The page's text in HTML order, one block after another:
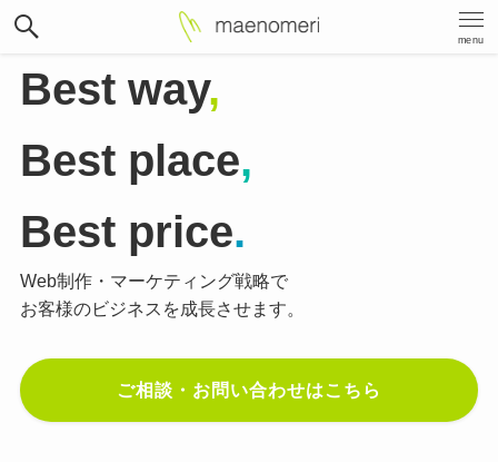
menu
Best way,
Best place,
Best price.
Web制作・マーケティング戦略で
お客様のビジネスを成長させます。
ご相談・お問い合わせはこちら